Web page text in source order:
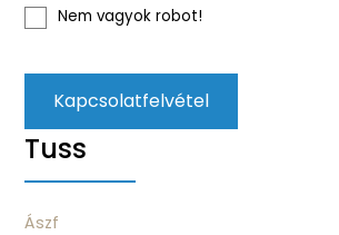
Nem vagyok robot!
Kapcsolatfelvétel
Tuss
Ászf